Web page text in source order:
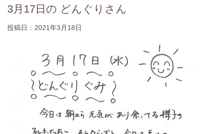
3月17日の どんぐりさん
投稿日： 2021年3月18日